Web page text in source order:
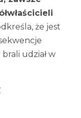
że jest
udział w